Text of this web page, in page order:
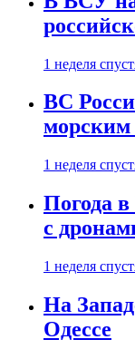
1 неделя
ВС
морским
1 неделя
Погода в
с
1 неделя
На
Одессе